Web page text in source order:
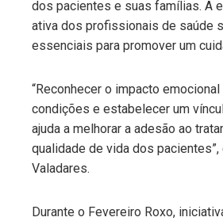
dos pacientes e suas famílias. A
ativa dos profissionais de saúde
essenciais para promover um
“Reconhecer o impacto
condições e estabelecer um
ajuda a melhorar a adesão ao
qualidade de vida dos pacientes”,
Valadares.
Durante o Fevereiro Roxo,